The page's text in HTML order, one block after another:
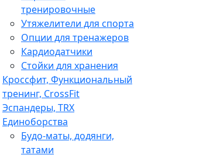
тренировочные
Утяжелители для спорта
Опции для тренажеров
Кардиодатчики
Стойки для хранения
Кроссфит, Функциональный
тренинг, CrossFit
Эспандеры, TRX
Единоборства
Будо-маты, додянги,
татами